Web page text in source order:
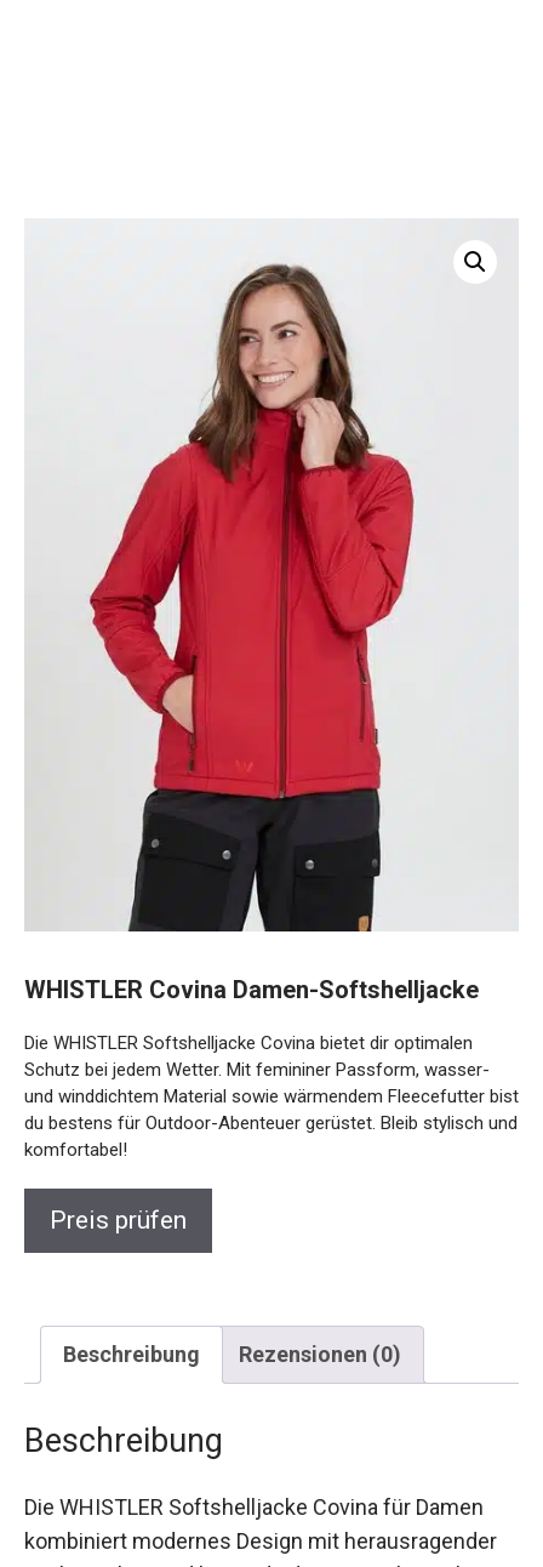
Schutz bei jedem Wetter. Mit femininer Passform, wasser-
und winddichtem Material sowie wärmendem Fleecefutter
bist du bestens für Outdoor-Abenteuer gerüstet. Bleib
stylisch und komfortabel!
Preis prüfen
Beschreibung Rezensionen (0)
kombiniert modernes Design mit herausragender
Funktionalität und bietet dir den optimalen Schutz